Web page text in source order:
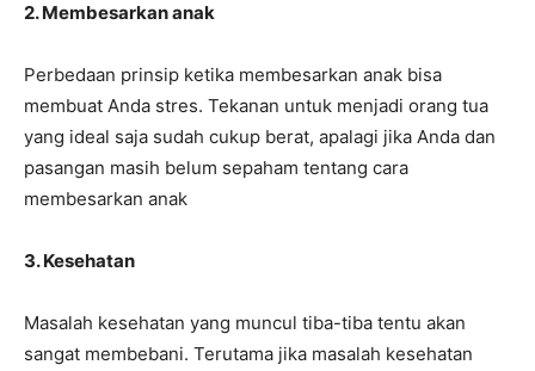
2. Membesarkan anak
Perbedaan prinsip ketika membesarkan anak bisa
membuat Anda stres. Tekanan untuk menjadi orang tua
yang ideal saja sudah cukup berat, apalagi jika Anda dan
pasangan masih belum sepaham tentang cara
membesarkan anak
3. Kesehatan
Masalah kesehatan yang muncul tiba-tiba tentu akan
sangat membebani. Terutama jika masalah kesehatan